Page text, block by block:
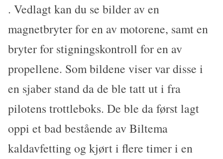
. Vedlagt kan du se bilder av en
magnetbryter for en av motorene, samt en
bryter for stigningskontroll for en av
propellene. Som bildene viser var disse i
en sjaber stand da de ble tatt ut i fra
pilotens trottleboks. De ble da først lagt
oppi et bad bestående av Biltema
kaldavfetting og kjørt i flere timer i en